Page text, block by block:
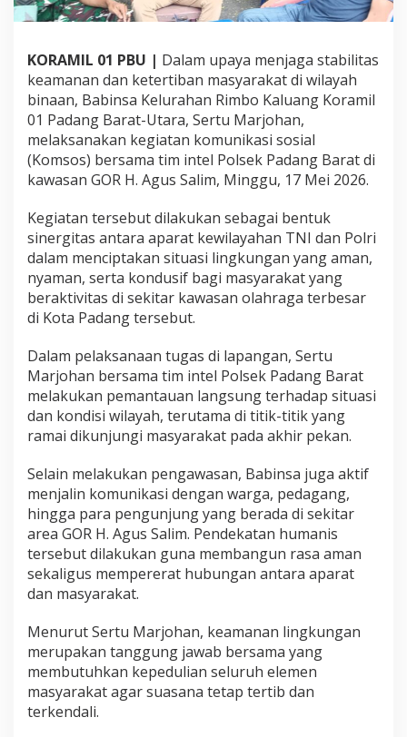
e
r
u
M
a
j
o
h
n
k
t
i
f
K
o
m
o
s
B
e
r
s
m
a
T
i
m
I
t
e
,
S
i
t
u
KORAMIL 01 PBU | Dalam upaya menjaga stabilitas
keamanan dan ketertiban masyarakat di wilayah
binaan, Babinsa Kelurahan Rimbo Kaluang Koramil
01 Padang Barat-Utara, Sertu Marjohan,
melaksanakan kegiatan komunikasi sosial
(Komsos) bersama tim intel Polsek Padang Barat di
kawasan GOR H. Agus Salim, Minggu, 17 Mei 2026.
Kegiatan tersebut dilakukan sebagai bentuk
sinergitas antara aparat kewilayahan TNI dan Polri
dalam menciptakan situasi lingkungan yang aman,
nyaman, serta kondusif bagi masyarakat yang
beraktivitas di sekitar kawasan olahraga terbesar
di Kota Padang tersebut.
Dalam pelaksanaan tugas di lapangan, Sertu
Marjohan bersama tim intel Polsek Padang Barat
melakukan pemantauan langsung terhadap situasi
dan kondisi wilayah, terutama di titik-titik yang
ramai dikunjungi masyarakat pada akhir pekan.
Selain melakukan pengawasan, Babinsa juga aktif
menjalin komunikasi dengan warga, pedagang,
hingga para pengunjung yang berada di sekitar
area GOR H. Agus Salim. Pendekatan humanis
tersebut dilakukan guna membangun rasa aman
sekaligus mempererat hubungan antara aparat
dan masyarakat.
Menurut Sertu Marjohan, keamanan lingkungan
merupakan tanggung jawab bersama yang
membutuhkan kepedulian seluruh elemen
masyarakat agar suasana tetap tertib dan
terkendali.